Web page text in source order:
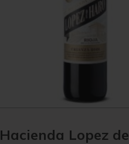
Hacienda Lopez